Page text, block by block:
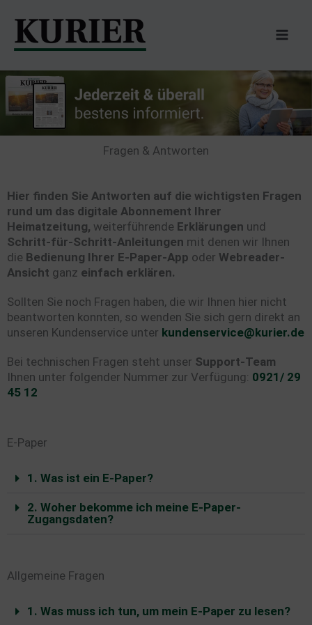
Inhalt
springen
Fragen & Antworten
Hier finden Sie Antworten auf die wichtigsten Fragen
rund um das digitale Abonnement Ihrer
Heimatzeitung, weiterführende Erklärungen und
Schritt-für-Schritt-Anleitungen mit denen wir Ihnen
die Bedienung Ihrer E-Paper-App oder Webreader-
Ansicht ganz einfach erklären.
Sollten Sie noch Fragen haben, die wir Ihnen hier nicht
beantworten konnten, so wenden Sie sich gern direkt an
unseren Kundenservice unter kundenservice@kurier.de
Bei technischen Fragen steht unser Support-Team
Ihnen unter folgender Nummer zur Verfügung: 0921/ 29
45 12
E-Paper
1. Was ist ein E-Paper?
2. Woher bekomme ich meine E-Paper-
Zugangsdaten?
Allgemeine Fragen
1. Was muss ich tun, um mein E-Paper zu lesen?